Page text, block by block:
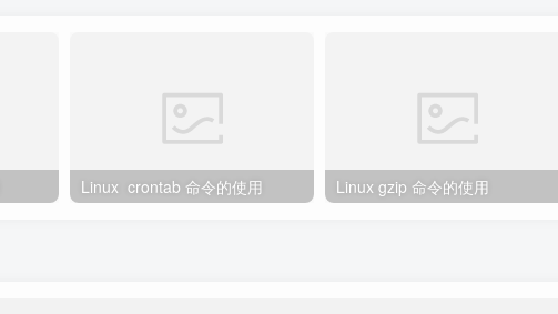
Linux crontab 命令的使用 Linux gzip 命令的使用